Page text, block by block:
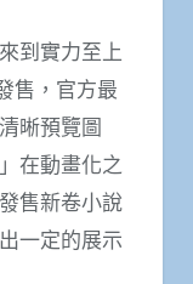
到實力至上
售，官方最
晰預覽圖
在動畫化之
售新卷小說
一定的展示